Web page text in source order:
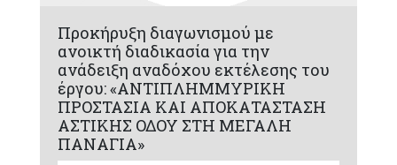
Προκήρυξη διαγωνισμού με
ανοικτή διαδικασία για την
ανάδειξη αναδόχου εκτέλεσης του
έργου: «ΑΝΤΙΠΛΗΜΜΥΡΙΚΗ
ΠΡΟΣΤΑΣΙΑ ΚΑΙ ΑΠΟΚΑΤΑΣΤΑΣΗ
ΑΣΤΙΚΗΣ ΟΔΟΥ ΣΤΗ ΜΕΓΑΛΗ
ΠΑΝΑΓΙΑ»